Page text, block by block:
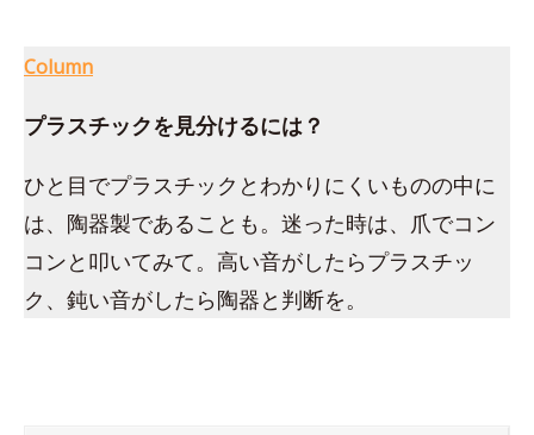
Column
プラスチックを見分けるには？
ひと目でプラスチックとわかりにくいものの中に
は、陶器製であることも。迷った時は、爪でコン
コンと叩いてみて。高い音がしたらプラスチッ
ク、鈍い音がしたら陶器と判断を。